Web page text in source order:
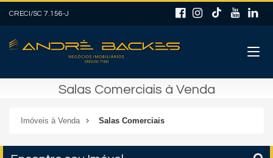
CRECI/SC 7.156-J
Salas Comerciais à Venda
Imóveis à Venda Salas Comerciais